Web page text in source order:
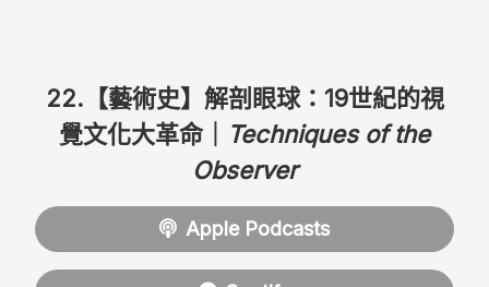
22.【藝術史】解剖眼球：19世紀的視
覺文化大革命｜
Techniques of the
Observer
Apple Podcasts